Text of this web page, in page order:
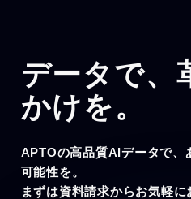
データで、
かけを。
APTOの高品質AIデータで、
可能性を。
まずは資料請求からお気軽に